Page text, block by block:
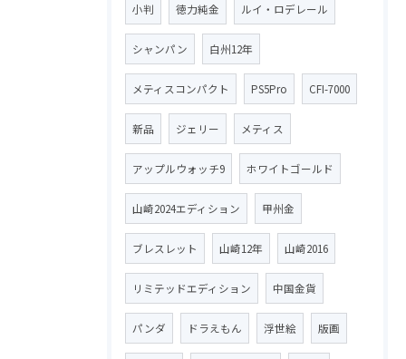
小判 徳力純金 ルイ・ロデレール
シャンパン 白州12年
メティスコンパクト PS5Pro CFI-7000
新品 ジェリー メティス
アップルウォッチ9 ホワイトゴールド
山崎2024エディション 甲州金
ブレスレット 山崎12年 山崎2016
リミテッドエディション 中国金貨
パンダ ドラえもん 浮世絵 版画